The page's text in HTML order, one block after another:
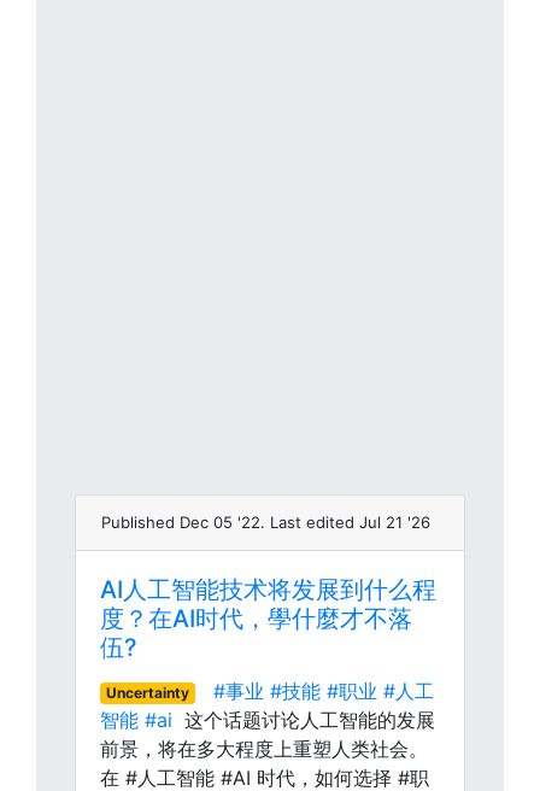
Published Dec 05 '22. Last edited Jul 21 '26
AI人工智能技术将发展到什么程
度？在AI时代，學什麼才不落
伍?
Uncertainty #事业 #技能 #职业 #人工
智能 #ai 这个话题讨论人工智能的发展
前景，将在多大程度上重塑人类社会。
在 #人工智能 #AI 时代，如何选择 #职